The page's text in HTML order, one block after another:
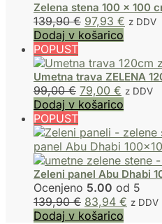
Zelena stena 100 x 100
139,90€ 97,93 € z DDV
Dodaj v košarico
POPUST
Umetna trava ZELENA
99,00€ 79,00 € z DDV
Dodaj v košarico
POPUST
Zeleni panel Abu Dhabi
Ocenjeno 5.00 od 5
139,90€ 83,94 € z DDV
Dodaj v košarico